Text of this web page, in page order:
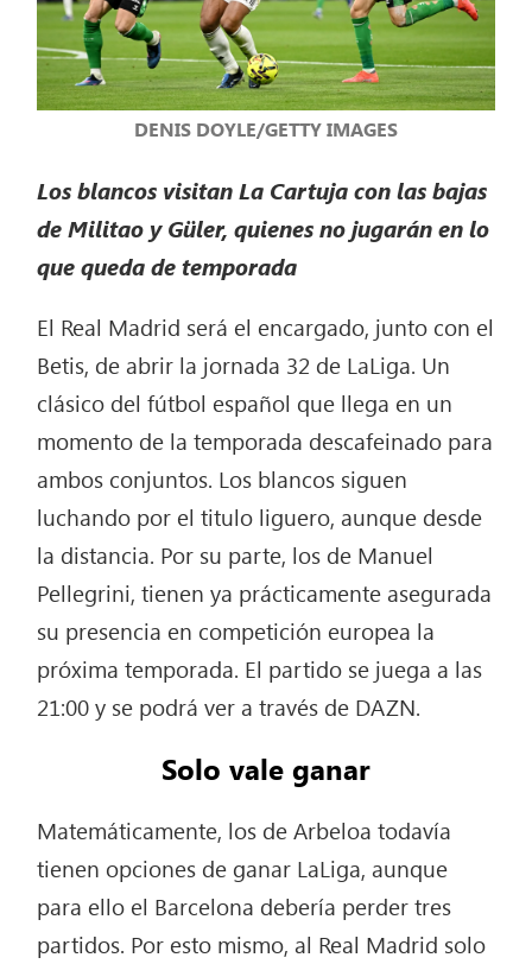
DENIS DOYLE/GETTY IMAGES
Los blancos visitan La Cartuja con las bajas
de Militao y Güler, quienes no jugarán en lo
que queda de temporada
El Real Madrid será el encargado, junto con el
Betis, de abrir la jornada 32 de LaLiga. Un
clásico del fútbol español que llega en un
momento de la temporada descafeinado para
ambos conjuntos. Los blancos siguen
luchando por el titulo liguero, aunque desde
la distancia. Por su parte, los de Manuel
Pellegrini, tienen ya prácticamente asegurada
su presencia en competición europea la
próxima temporada. El partido se juega a las
21:00 y se podrá ver a través de DAZN.
Solo vale ganar
Matemáticamente, los de Arbeloa todavía
tienen opciones de ganar LaLiga, aunque
para ello el Barcelona debería perder tres
partidos. Por esto mismo, al Real Madrid solo